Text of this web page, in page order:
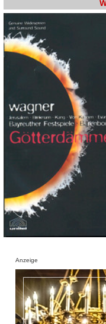
Anzeige